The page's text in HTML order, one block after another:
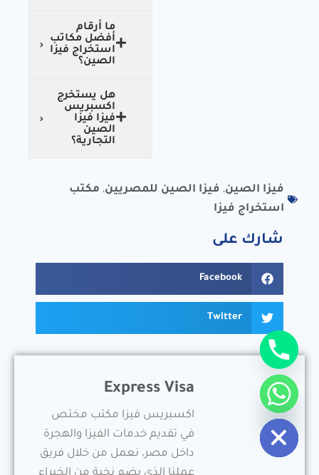
ما أرقام
أفضل مكاتب
استخراج فيزا
الصين؟
هل يستخرج
اكسبريس
فيزا فيزا
الصين
التجارية؟
فيزا الصين, فيزا الصين للمصريين, مكتب
استخراج فيزا
شارك على
Facebook
Twitter
Express Visa
اكسبريس فيزا مكتب مختص
في تقديم خدمات الفيزا والهجرة
داخل مصر، نعمل من خلال فريق
Hide